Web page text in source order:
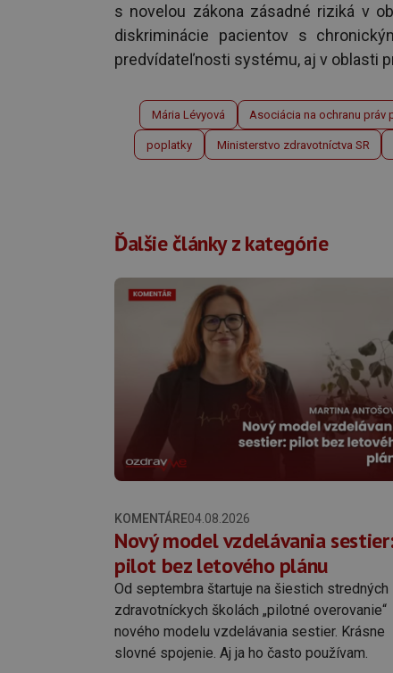
s novelou zákona zásadné riziká v
diskriminácie pacientov s
predvídateľnosti systému, aj v oblasti
Mária Lévyová Asociácia na ochranu práv
poplatky Ministerstvo zdravotníctva SR
Ďalšie články z kategórie
KOMENTÁRE04.08.2026
Nový model vzdelávania
pilot bez letového plánu
Od septembra štartuje na šiestich stredných
zdravotníckych školách „pilotné overovanie“
nového modelu vzdelávania sestier. Krásne
slovné spojenie. Aj ja ho často používam.